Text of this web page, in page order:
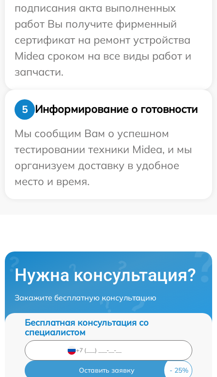
подписания акта выполненных
работ Вы получите фирменный
сертификат на ремонт устройства
Midea сроком на все виды работ и
запчасти.
5
Информирование о готовности
Мы сообщим Вам о успешном
тестировании техники Midea, и мы
организуем доставку в удобное
место и время.
Нужна консультация?
Закажите бесплатную консультацию
Бесплатная консультация со
специалистом
Оставить заявку